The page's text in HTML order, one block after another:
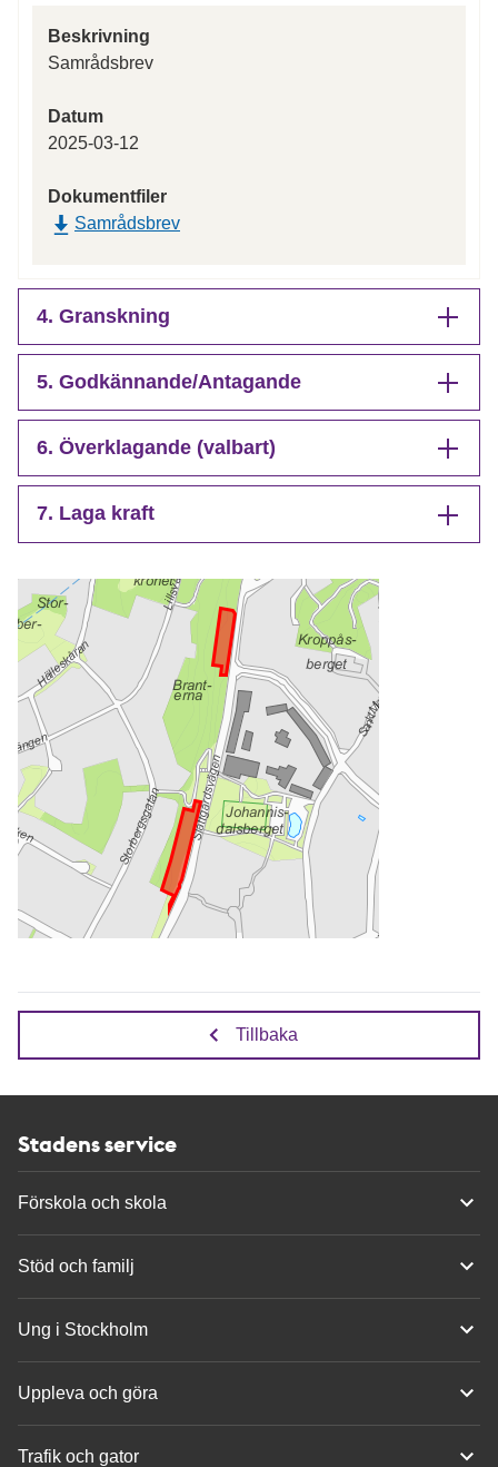
Beskrivning
Samrådsbrev
Datum
2025-03-12
Dokumentfiler
Samrådsbrev
4. Granskning
5. Godkännande/Antagande
6. Överklagande (valbart)
7. Laga kraft
Tillbaka
Stadens service
Förskola och skola
Stöd och familj
Ung i Stockholm
Uppleva och göra
Trafik och gator